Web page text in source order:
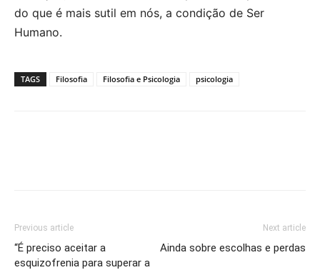
do que é mais sutil em nós, a condição de Ser
Humano.
TAGS Filosofia Filosofia e Psicologia psicologia
Previous article
“É preciso aceitar a
esquizofrenia para superar a
Next article
Ainda sobre escolhas e perdas